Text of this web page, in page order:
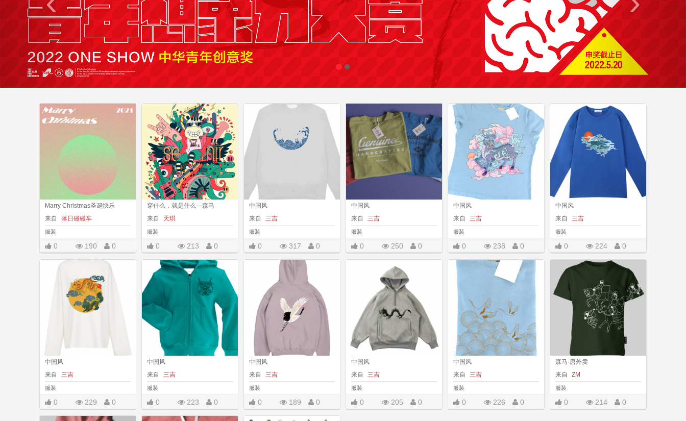
Marry Christmas圣诞快乐
来自
落日碰碰车
服装
0 190
0
|||
穿什么，就是什么---森马
来自
天琪
服装
0 213
0
|||
中国风
来自
三吉
服装
0 317
0
|||
中国风
来自
三吉
服装
0 250
0
|||
中国风
来自
三吉
服装
0 238
0
|||
中国风
来自
三吉
服装
0 224
0
|||
中国风
来自
三吉
服装
0 229
0
|||
中国风
来自
三吉
服装
0 223
0
|||
中国风
来自
三吉
服装
0 189
0
|||
中国风
来自
三吉
服装
0 205
0
中国风
来自
三吉
服装
0 226
0
森马·唐外卖
来自
ZM
服装
0 214
0